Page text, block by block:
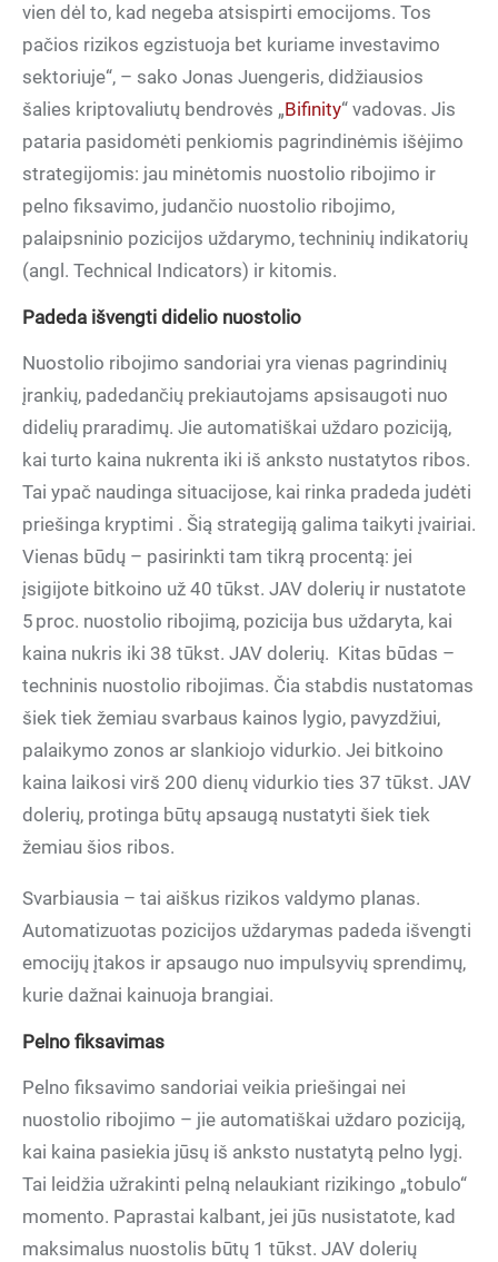
vien dėl to, kad negeba atsispirti emocijoms. Tos
pačios rizikos egzistuoja bet kuriame investavimo
sektoriuje“, – sako Jonas Juengeris, didžiausios
šalies kriptovaliutų bendrovės „Bifinity“ vadovas. Jis
pataria pasidomėti penkiomis pagrindinėmis išėjimo
strategijomis: jau minėtomis nuostolio ribojimo ir
pelno fiksavimo, judančio nuostolio ribojimo,
palaipsninio pozicijos uždarymo, techninių indikatorių
(angl. Technical Indicators) ir kitomis.
Padeda išvengti didelio nuostolio
Nuostolio ribojimo sandoriai yra vienas pagrindinių
įrankių, padedančių prekiautojams apsisaugoti nuo
didelių praradimų. Jie automatiškai uždaro poziciją,
kai turto kaina nukrenta iki iš anksto nustatytos ribos.
Tai ypač naudinga situacijose, kai rinka pradeda judėti
priešinga kryptimi . Šią strategiją galima taikyti įvairiai.
Vienas būdų – pasirinkti tam tikrą procentą: jei
įsigijote bitkoino už 40 tūkst. JAV dolerių ir nustatote
5 proc. nuostolio ribojimą, pozicija bus uždaryta, kai
kaina nukris iki 38 tūkst. JAV dolerių. Kitas būdas –
techninis nuostolio ribojimas. Čia stabdis nustatomas
šiek tiek žemiau svarbaus kainos lygio, pavyzdžiui,
palaikymo zonos ar slankiojo vidurkio. Jei bitkoino
kaina laikosi virš 200 dienų vidurkio ties 37 tūkst. JAV
dolerių, protinga būtų apsaugą nustatyti šiek tiek
žemiau šios ribos.
Svarbiausia – tai aiškus rizikos valdymo planas.
Automatizuotas pozicijos uždarymas padeda išvengti
emocijų įtakos ir apsaugo nuo impulsyvių sprendimų,
kurie dažnai kainuoja brangiai.
Pelno fiksavimas
Pelno fiksavimo sandoriai veikia priešingai nei
nuostolio ribojimo – jie automatiškai uždaro poziciją,
kai kaina pasiekia jūsų iš anksto nustatytą pelno lygį.
Tai leidžia užrakinti pelną nelaukiant rizikingo „tobulo“
momento. Paprastai kalbant, jei jūs nusistatote, kad
maksimalus nuostolis būtų 1 tūkst. JAV dolerių